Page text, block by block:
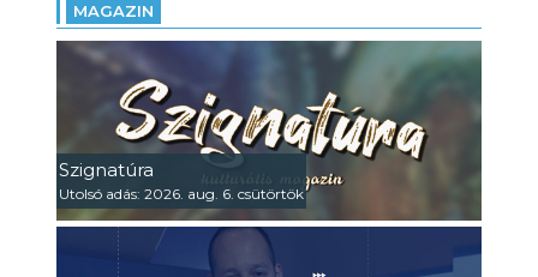
MAGAZIN
Szignatúra
Utolsó adás: 2026. aug. 6. csütörtök